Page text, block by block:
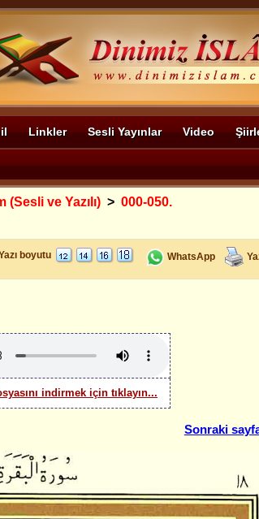
Linkler Sesli Yayınlar Video
(Sesli ve Yazılı) > 000-050.
boyutu WhatsApp
indirmek için tıklayın...
Sonraki